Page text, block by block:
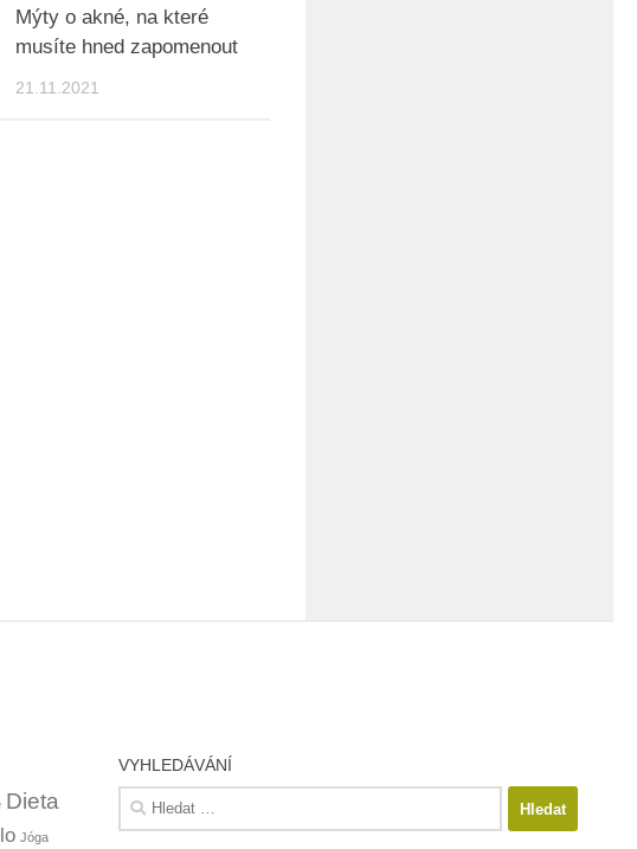
Mýty o akné, na které
musíte hned zapomenout
21.11.2021
Dieta
Jóga
VYHLEDÁVÁNÍ
Vyhledávání